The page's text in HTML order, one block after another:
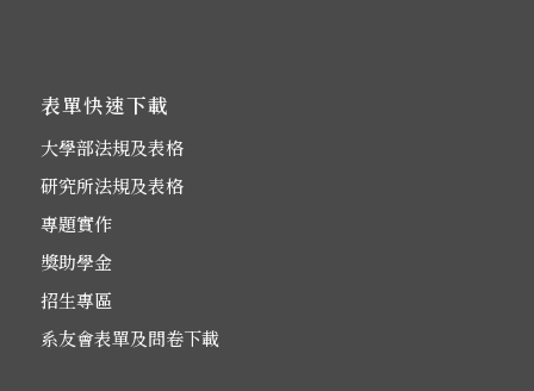
表單快速下載
大學部法規及表格
研究所法規及表格
專題實作
獎助學金
招生專區
系友會表單及問卷下載